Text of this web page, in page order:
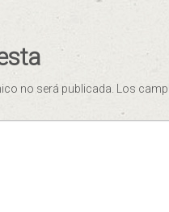
no será publicada. Los